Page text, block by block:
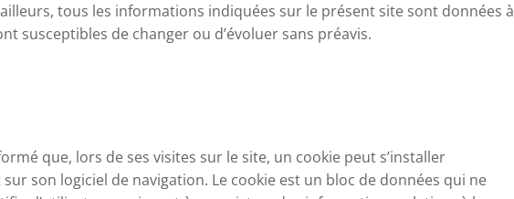
tous les informations indiquées sur le présent site sont données à
susceptibles de changer ou d’évoluer sans préavis.
que, lors de ses visites sur le site, un cookie peut s’installer
son logiciel de navigation. Le cookie est un bloc de données qui ne